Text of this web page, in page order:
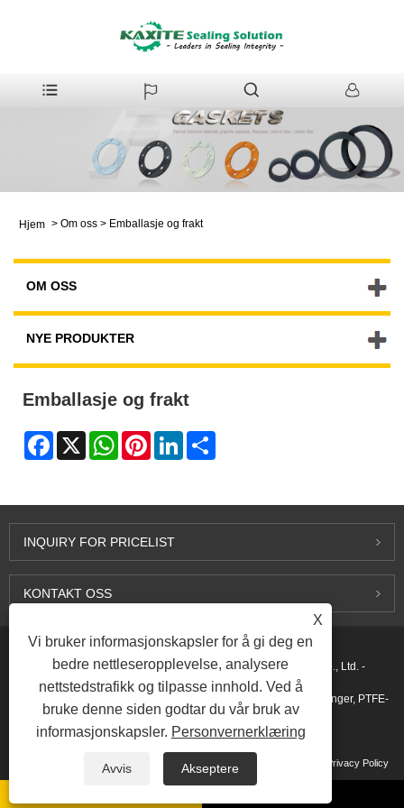
Hjem > Om oss > Emballasje og frakt
OM OSS
NYE PRODUKTER
Emballasje og frakt
Facebook
X WhatsAppPinterestLinkedIn
X
Vi bruker informasjonskapsler for å gi deg en
bedre nettleseropplevelse, analysere
nettstedstrafikk og tilpasse innhold. Ved å
bruke denne siden godtar du vår bruk av
informasjonskapsler. Personvernerklæring
Avvis Akseptere
INQUIRY FOR PRICELIST
KONTAKT OSS
Copyright © 2015-2026 Ningbo Kaxite Sealing Materials Co., Ltd. -
Spiralviklingspakninger, utvidede grafittpakninger, ringskjøtpakninger, PTFE-
pakninger - Alle rettigheter reservert.
Lenker Sitemap Privacy Policy